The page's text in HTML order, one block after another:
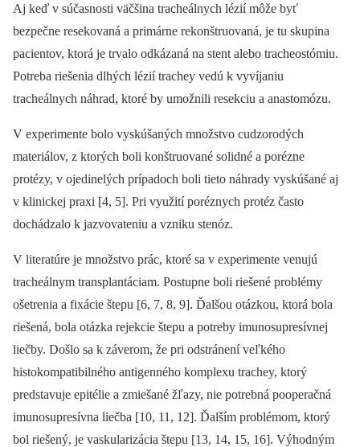
Aj keď v súčasnosti väčšina tracheálnych lézií môže byť
bezpečne resekovaná a primárne rekonštruovaná, je tu skupina
pacientov, ktorá je trvalo odkázaná na stent alebo tracheostómiu.
Potreba riešenia dlhých lézií trachey vedú k vyvíjaniu
tracheálnych náhrad, ktoré by umožnili resekciu a anastomózu.
V experimente bolo vyskúšaných množstvo cudzorodých
materiálov, z ktorých boli konštruované solidné a porézne
protézy, v ojedinelých prípadoch boli tieto náhrady vyskúšané aj
v klinickej praxi [4, 5]. Pri využití poréznych protéz často
dochádzalo k jazvovateniu a vzniku stenóz.
V literatúre je množstvo prác, ktoré sa v experimente venujú
tracheálnym transplantáciam. Postupne boli riešené problémy
ošetrenia a fixácie štepu [6, 7, 8, 9]. Ďalšou otázkou, ktorá bola
riešená, bola otázka rejekcie štepu a potreby imunosupresívnej
liečby. Došlo sa k záverom, že pri odstránení veľkého
histokompatibilného antigenného komplexu trachey, ktorý
predstavuje epitélie a zmiešané žľazy, nie potrebná pooperačná
imunosupresívna liečba [10, 11, 12]. Ďalším problémom, ktorý
bol riešený, je vaskularizácia štepu [13, 14, 15, 16]. Výhodným